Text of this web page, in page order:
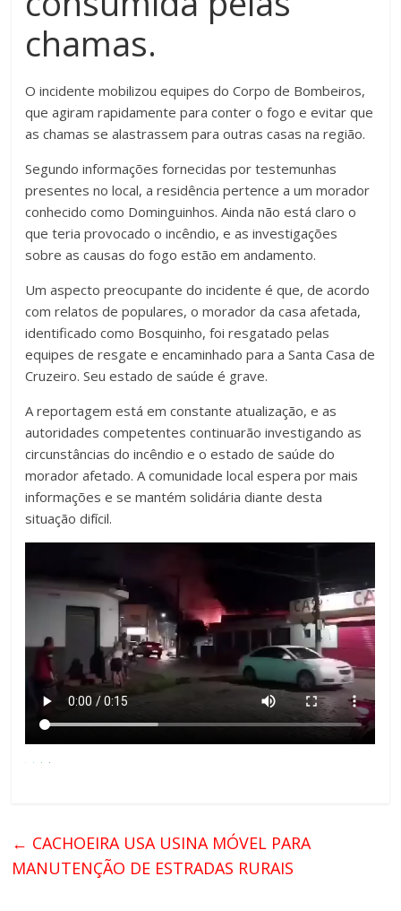
chamas.
O incidente mobilizou equipes do Corpo de Bombeiros,
que agiram rapidamente para conter o fogo e evitar que
as chamas se alastrassem para outras casas na região.
Segundo informações fornecidas por testemunhas
presentes no local, a residência pertence a um morador
conhecido como Dominguinhos. Ainda não está claro o
que teria provocado o incêndio, e as investigações
sobre as causas do fogo estão em andamento.
Um aspecto preocupante do incidente é que, de acordo
com relatos de populares, o morador da casa afetada,
identificado como Bosquinho, foi resgatado pelas
equipes de resgate e encaminhado para a Santa Casa de
Cruzeiro. Seu estado de saúde é grave.
A reportagem está em constante atualização, e as
autoridades competentes continuarão investigando as
circunstâncias do incêndio e o estado de saúde do
morador afetado. A comunidade local espera por mais
informações e se mantém solidária diante desta
situação difícil.
← CACHOEIRA USA USINA MÓVEL PARA
MANUTENÇÃO DE ESTRADAS RURAIS